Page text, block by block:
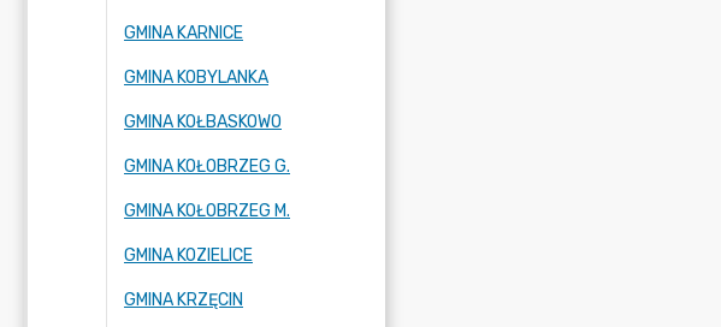
GMINA KARNICE
GMINA KOBYLANKA
GMINA KOŁBASKOWO
GMINA KOŁOBRZEG G.
GMINA KOŁOBRZEG M.
GMINA KOZIELICE
GMINA KRZĘCIN